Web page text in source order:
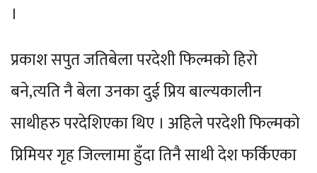
।
प्रकाश सपुत जतिबेला परदेशी फिल्मको हिरो
बने,त्यति नै बेला उनका दुई प्रिय बाल्यकालीन
साथीहरु परदेशिएका थिए । अहिले परदेशी फिल्मको
प्रिमियर गृह जिल्लामा हुँदा तिनै साथी देश फर्किएका